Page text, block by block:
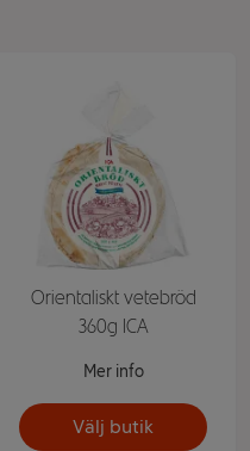
Orientaliskt vetebröd
360g ICA
Mer info
Välj butik